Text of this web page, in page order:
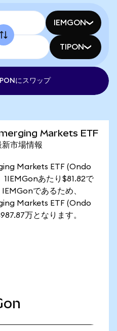
IEMGON
TIPON
にスワップ
Markets ETF
市場情報
Markets ETF (Ondo
あたり$81.82で
であるため、
Markets ETF (Ondo
万となります。